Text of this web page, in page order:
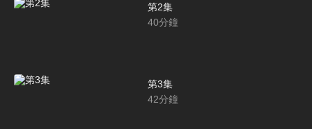
第2集
40分鐘
第3集
42分鐘